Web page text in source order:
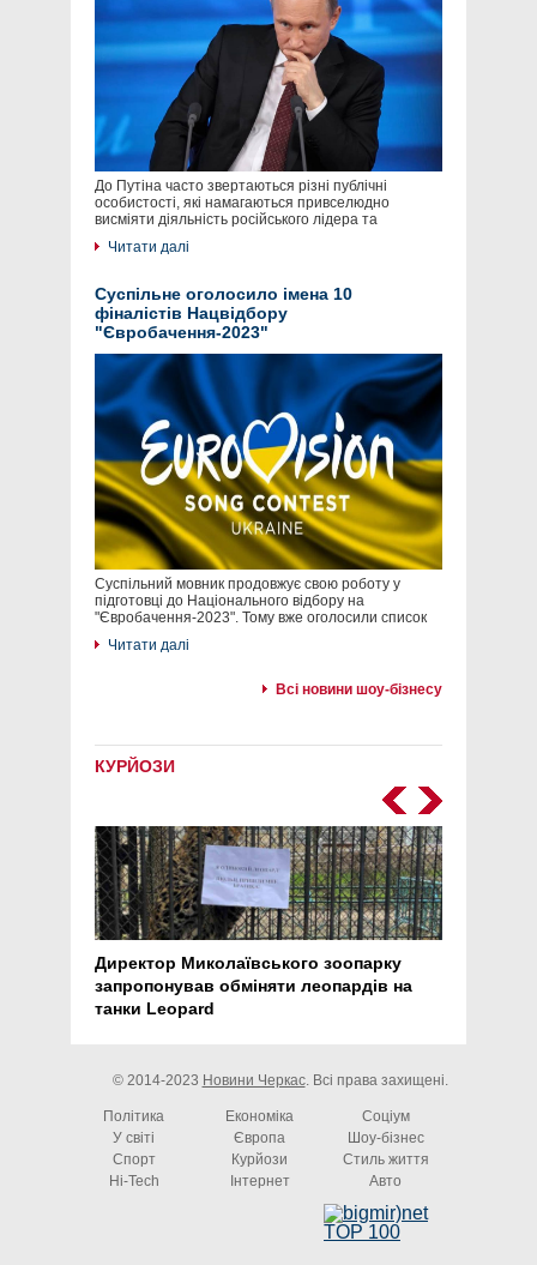
До Путіна часто звертаються різні публічні
особистості, які намагаються привселюдно
висміяти діяльність російського лідера та
Читати далі
Суспільне оголосило імена 10
фіналістів Нацвідбору
"Євробачення-2023"
Суспільний мовник продовжує свою роботу у
підготовці до Національного відбору на
"Євробачення-2023". Тому вже оголосили список
Читати далі
Всі новини шоу-бізнесу
КУРЙОЗИ
Директор Миколаївського зоопарку
запропонував обміняти леопардів на
танки Leopard
© 2014-2023 Новини Черкас. Всі права захищені.
Політика Економіка
Соціум
У світі
Європа
Шоу-бізнес
Спорт
Курйози
Стиль життя
Hi-Tech
Інтернет Авто